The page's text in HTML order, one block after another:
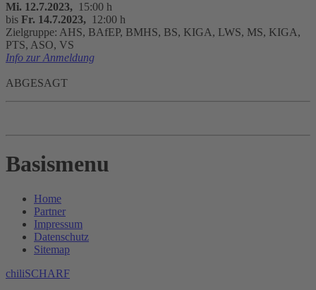
Mi. 12.7.2023, 15:00 h
bis Fr. 14.7.2023, 12:00 h
Zielgruppe: AHS, BAfEP, BMHS, BS, KIGA, LWS, MS, KIGA,
PTS, ASO, VS
Info zur Anmeldung
ABGESAGT
Basismenu
Home
Partner
Impressum
Datenschutz
Sitemap
chiliSCHARF